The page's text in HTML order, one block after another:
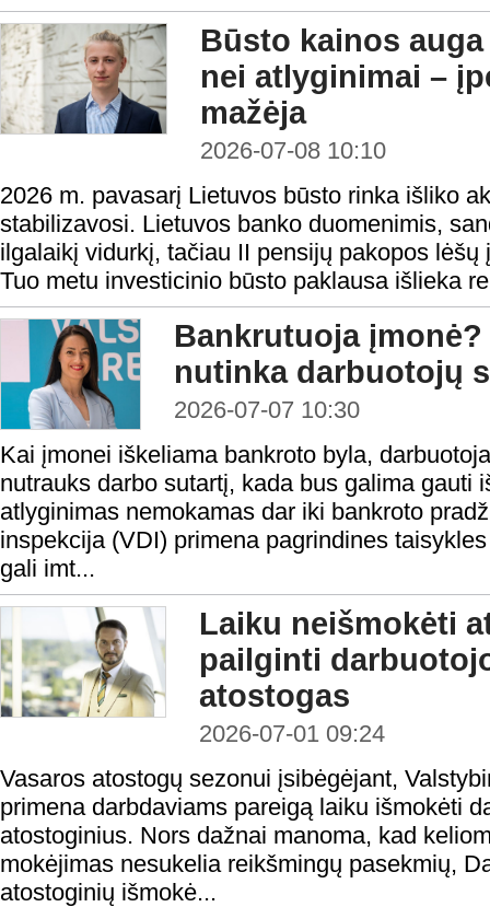
Būsto kainos
nei atlyginimai –
mažėja
2026-07-08 10:10
2026 m. pavasarį Lietuvos būsto rinka išliko
stabilizavosi. Lietuvos banko duomenimis,
ilgalaikį vidurkį, tačiau II pensijų pakopos
Tuo metu investicinio būsto paklausa išlieka
Bankrutuoja
nutinka darbuotojų
2026-07-07 10:30
Kai įmonei iškeliama bankroto byla,
nutrauks darbo sutartį, kada bus galima gauti
atlyginimas nemokamas dar iki bankroto
inspekcija (VDI) primena pagrindines
gali imt...
Laiku neišmokėti
pailginti
atostogas
2026-07-01 09:24
Vasaros atostogų sezonui įsibėgėjant,
primena darbdaviams pareigą laiku išmokėti
atostoginius. Nors dažnai manoma, kad
mokėjimas nesukelia reikšmingų pasekmių,
atostoginių išmokė...